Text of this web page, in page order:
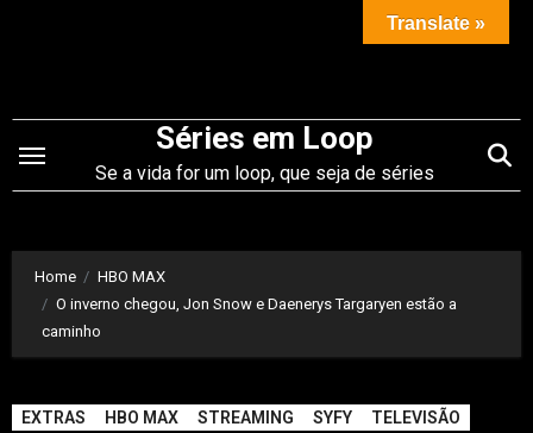
conteúdo
Séries em Loop
Se a vida for um loop, que seja de séries
Home
HBO MAX
O inverno chegou, Jon Snow e Daenerys Targaryen estão a
caminho
EXTRAS HBO MAX STREAMING SYFY TELEVISÃO
Translate »